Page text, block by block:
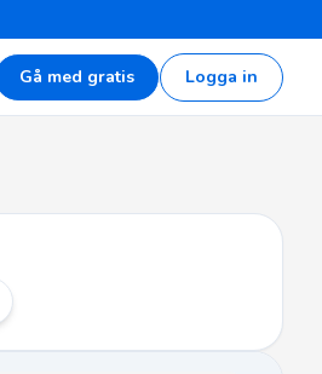
Gå med gratis Logga in